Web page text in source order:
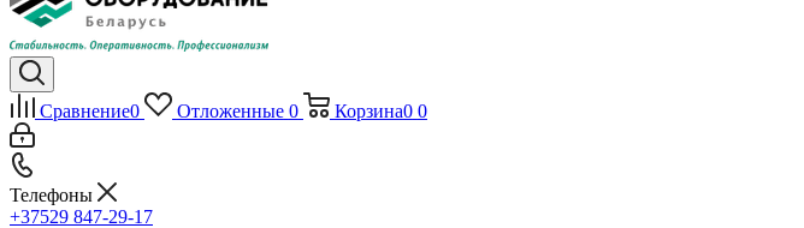
Сравнение0 Отложенные 0 Корзина0 0
Телефоны
+37529 847-29-17‬